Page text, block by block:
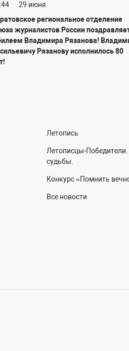
29 июня
региональное отделение
журналистов России
Владимира Рязанова!
Рязанову исполнилось 80
Летопись
Летописцы-
судьбы.
Конкурс «Помнить
Все новости